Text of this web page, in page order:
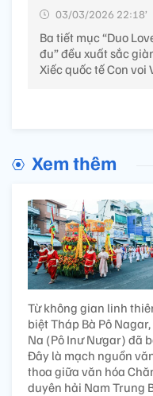
03/03/2026 22:18’
Ba tiết mục “Duo
đu” đều xuất sắc
Xiếc quốc tế Con voi
Xem thêm
Từ không gian linh
biệt Tháp Bà Pô
Na (Pô Inư Nưgar) đã
Đây là mạch nguồn
thoa giữa văn hóa
duyên hải Nam Trung